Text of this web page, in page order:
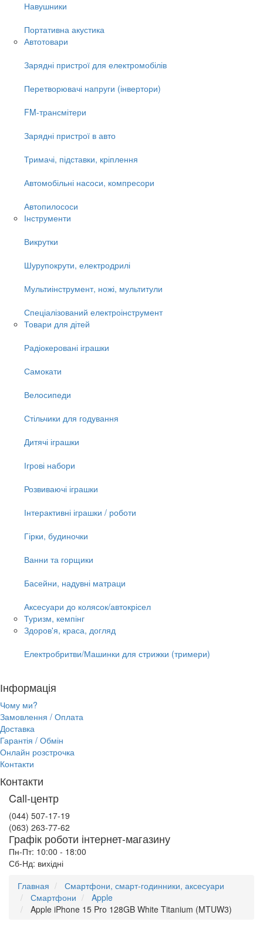
Навушники
Портативна акустика
Автотовари
Зарядні пристрої для електромобілів
Перетворювачі напруги (інвертори)
FM-трансмітери
Зарядні пристрої в авто
Тримачі, підставки, кріплення
Автомобільні насоси, компресори
Автопилососи
Інструменти
Викрутки
Шурупокрути, електродрилі
Мультиінструмент, ножі, мультитули
Спеціалізований електроінструмент
Товари для дітей
Радіокеровані іграшки
Самокати
Велосипеди
Стільчики для годування
Дитячі іграшки
Ігрові набори
Розвиваючі іграшки
Інтерактивні іграшки / роботи
Гірки, будиночки
Ванни та горщики
Басейни, надувні матраци
Аксесуари до колясок/автокрісел
Туризм, кемпінг
Здоров'я, краса, догляд
Електробритви/Машинки для стрижки (тримери)
Інформація
Чому ми?
Замовлення / Оплата
Доставка
Гарантія / Обмін
Онлайн розстрочка
Контакти
Контакти
Call-центр
(044) 507-17-19
(063) 263-77-62
Графік роботи інтернет-магазину
Пн-Пт: 10:00 - 18:00
Сб-Нд: вихідні
Главная
Смартфони, смарт-годинники, аксесуари
Смартфони
Apple
Apple iPhone 15 Pro 128GB White Titanium (MTUW3)